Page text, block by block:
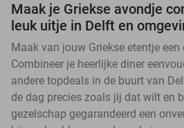
Maak je Griekse avondje
leuk uitje in Delft en
Maak van jouw Griekse etentje
Combineer je heerlijke diner
andere topdeals in de buurt van
de dag precies zoals jij dat wilt en
gezelschap gegarandeerd een